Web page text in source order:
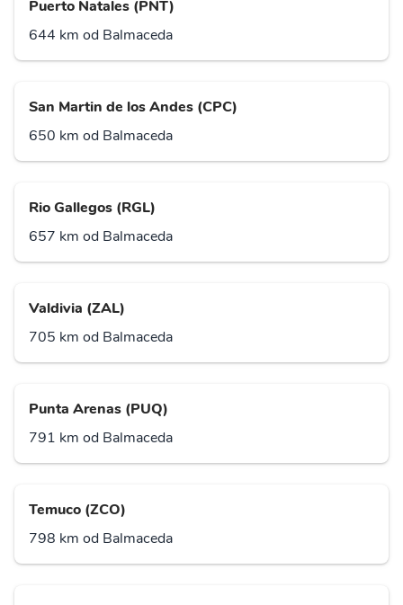
Puerto Natales (PNT)
644 km od Balmaceda
San Martin de los Andes (CPC)
650 km od Balmaceda
Rio Gallegos (RGL)
657 km od Balmaceda
Valdivia (ZAL)
705 km od Balmaceda
Punta Arenas (PUQ)
791 km od Balmaceda
Temuco (ZCO)
798 km od Balmaceda